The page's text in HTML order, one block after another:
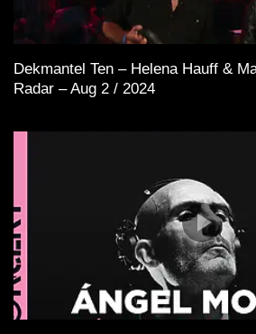
Dekmantel Ten – Helena Hauff &
Radar – Aug 2 / 2024